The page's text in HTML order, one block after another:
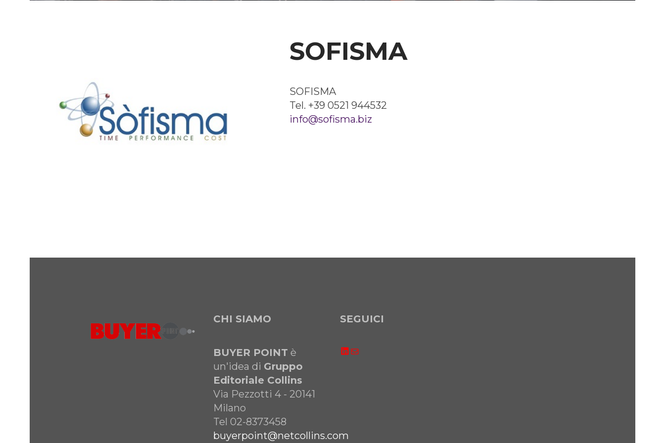
SOFISMA
SOFISMA
Tel. +39 0521 944532
info@sofisma.biz
CHI SIAMO
BUYER POINT è
un'idea di Gruppo
Editoriale Collins
Via Pezzotti 4 - 20141
Milano
Tel 02-8373458
buyerpoint@netcollins.com
SEGUICI